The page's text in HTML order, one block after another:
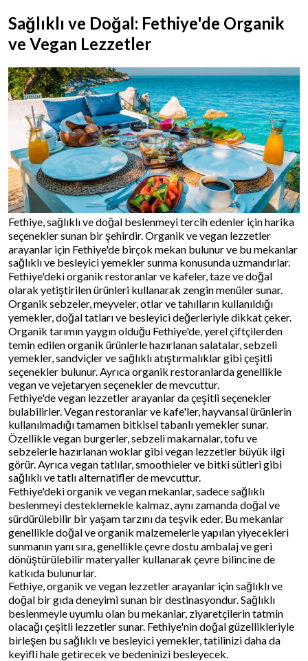
Sağlıklı ve Doğal: Fethiye'de Organik
ve Vegan Lezzetler
Fethiye, sağlıklı ve doğal beslenmeyi tercih edenler için harika
seçenekler sunan bir şehirdir. Organik ve vegan lezzetler
arayanlar için Fethiye'de birçok mekan bulunur ve bu mekanlar
sağlıklı ve besleyici yemekler sunma konusunda uzmandırlar.
Fethiye'deki organik restoranlar ve kafeler, taze ve doğal
olarak yetiştirilen ürünleri kullanarak zengin menüler sunar.
Organik sebzeler, meyveler, otlar ve tahılların kullanıldığı
yemekler, doğal tatları ve besleyici değerleriyle dikkat çeker.
Organik tarımın yaygın olduğu Fethiye'de, yerel çiftçilerden
temin edilen organik ürünlerle hazırlanan salatalar, sebzeli
yemekler, sandviçler ve sağlıklı atıştırmalıklar gibi çeşitli
seçenekler bulunur. Ayrıca organik restoranlarda genellikle
vegan ve vejetaryen seçenekler de mevcuttur.
Fethiye'de vegan lezzetler arayanlar da çeşitli seçenekler
bulabilirler. Vegan restoranlar ve kafe'ler, hayvansal ürünlerin
kullanılmadığı tamamen bitkisel tabanlı yemekler sunar.
Özellikle vegan burgerler, sebzeli makarnalar, tofu ve
sebzelerle hazırlanan woklar gibi vegan lezzetler büyük ilgi
görür. Ayrıca vegan tatlılar, smoothieler ve bitki sütleri gibi
sağlıklı ve tatlı alternatifler de mevcuttur.
Fethiye'deki organik ve vegan mekanlar, sadece sağlıklı
beslenmeyi desteklemekle kalmaz, aynı zamanda doğal ve
sürdürülebilir bir yaşam tarzını da teşvik eder. Bu mekanlar
genellikle doğal ve organik malzemelerle yapılan yiyecekleri
sunmanın yanı sıra, genellikle çevre dostu ambalaj ve geri
dönüştürülebilir materyaller kullanarak çevre bilincine de
katkıda bulunurlar.
Fethiye, organik ve vegan lezzetler arayanlar için sağlıklı ve
doğal bir gıda deneyimi sunan bir destinasyondur. Sağlıklı
beslenmeyle uyumlu olan bu mekanlar, ziyaretçilerin tatmin
olacağı çeşitli lezzetler sunar. Fethiye'nin doğal güzellikleriyle
birleşen bu sağlıklı ve besleyici yemekler, tatilinizi daha da
keyifli hale getirecek ve bedeninizi besleyecek.